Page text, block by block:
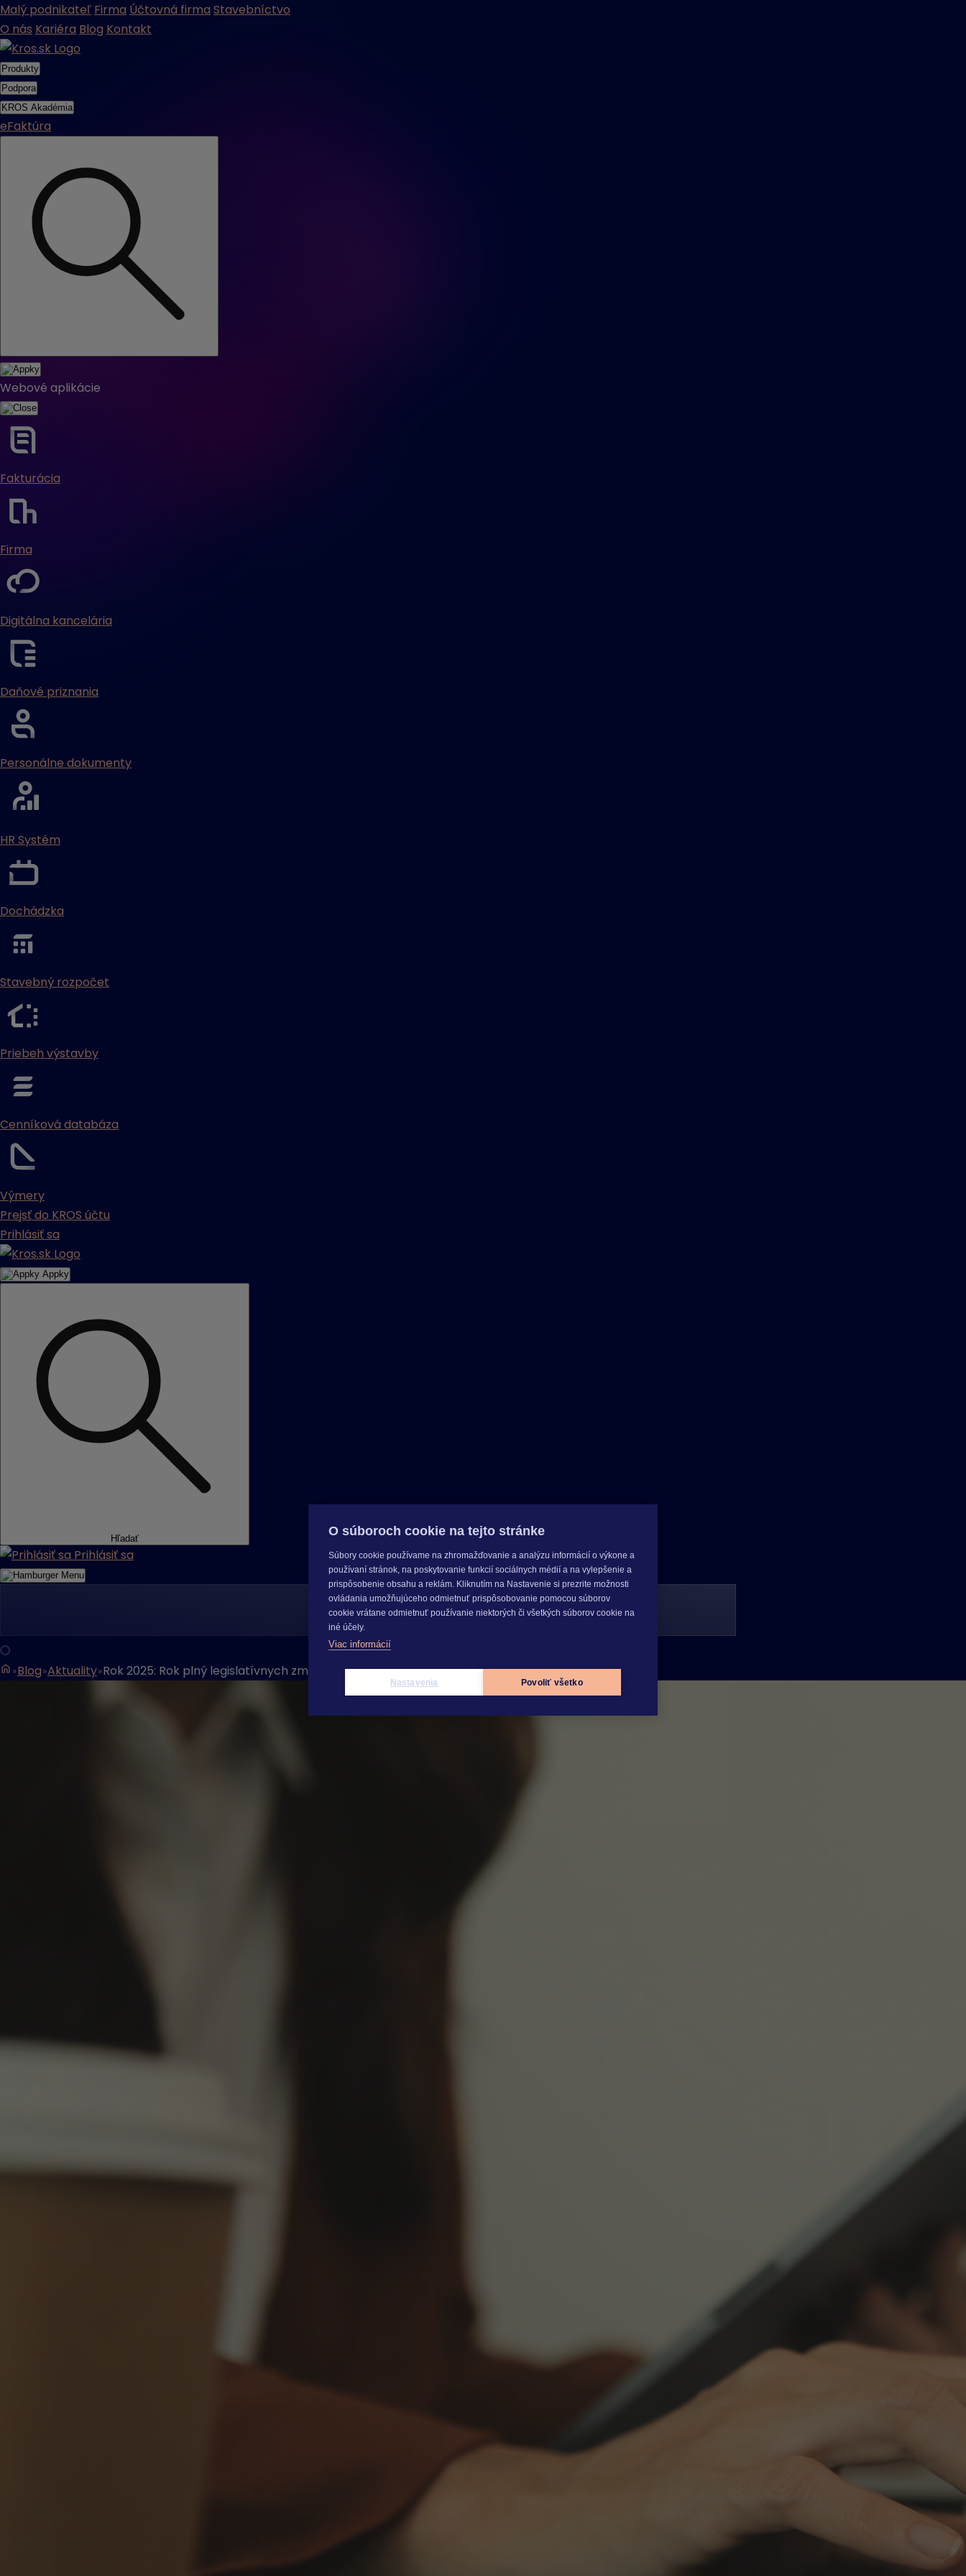
Malý podnikateľ Firma Účtovná firma Stavebníctvo
O nás Kariéra Blog Kontakt
Produkty
Podpora
KROS Akadémia
eFaktúra
Webové aplikácie
Fakturácia
Firma
Digitálna kancelária
Daňové priznania
Personálne dokumenty
HR Systém
Dochádzka
Stavebný rozpočet
Priebeh výstavby
Cenníková databáza
Výmery
Prejsť do KROS účtu
Prihlásiť sa
Appky
Hľadať
Prihlásiť sa
Menu
Blog Aktuality Rok 2025: Rok plný legislatívnych zmien
O súboroch cookie na tejto stránke
Súbory cookie používame na zhromažďovanie a analýzu informácií o výkone a
používaní stránok, na poskytovanie funkcií sociálnych médií a na vylepšenie a
prispôsobenie obsahu a reklám. Kliknutím na Nastavenie si prezrite možnosti
ovládania umožňujúceho odmietnuť prispôsobovanie pomocou súborov
cookie vrátane odmietnuť používanie niektorých či všetkých súborov cookie na
iné účely.
Viac informácií
Nastavenia Povoliť všetko